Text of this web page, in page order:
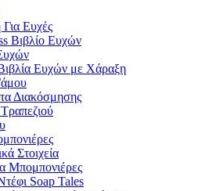
Ευχές
Βιβλίο Ευχών
Ευχών με Χάραξη
Διακόσμησης
Στοιχεία
Μπομπονιέρες
Soap Tales